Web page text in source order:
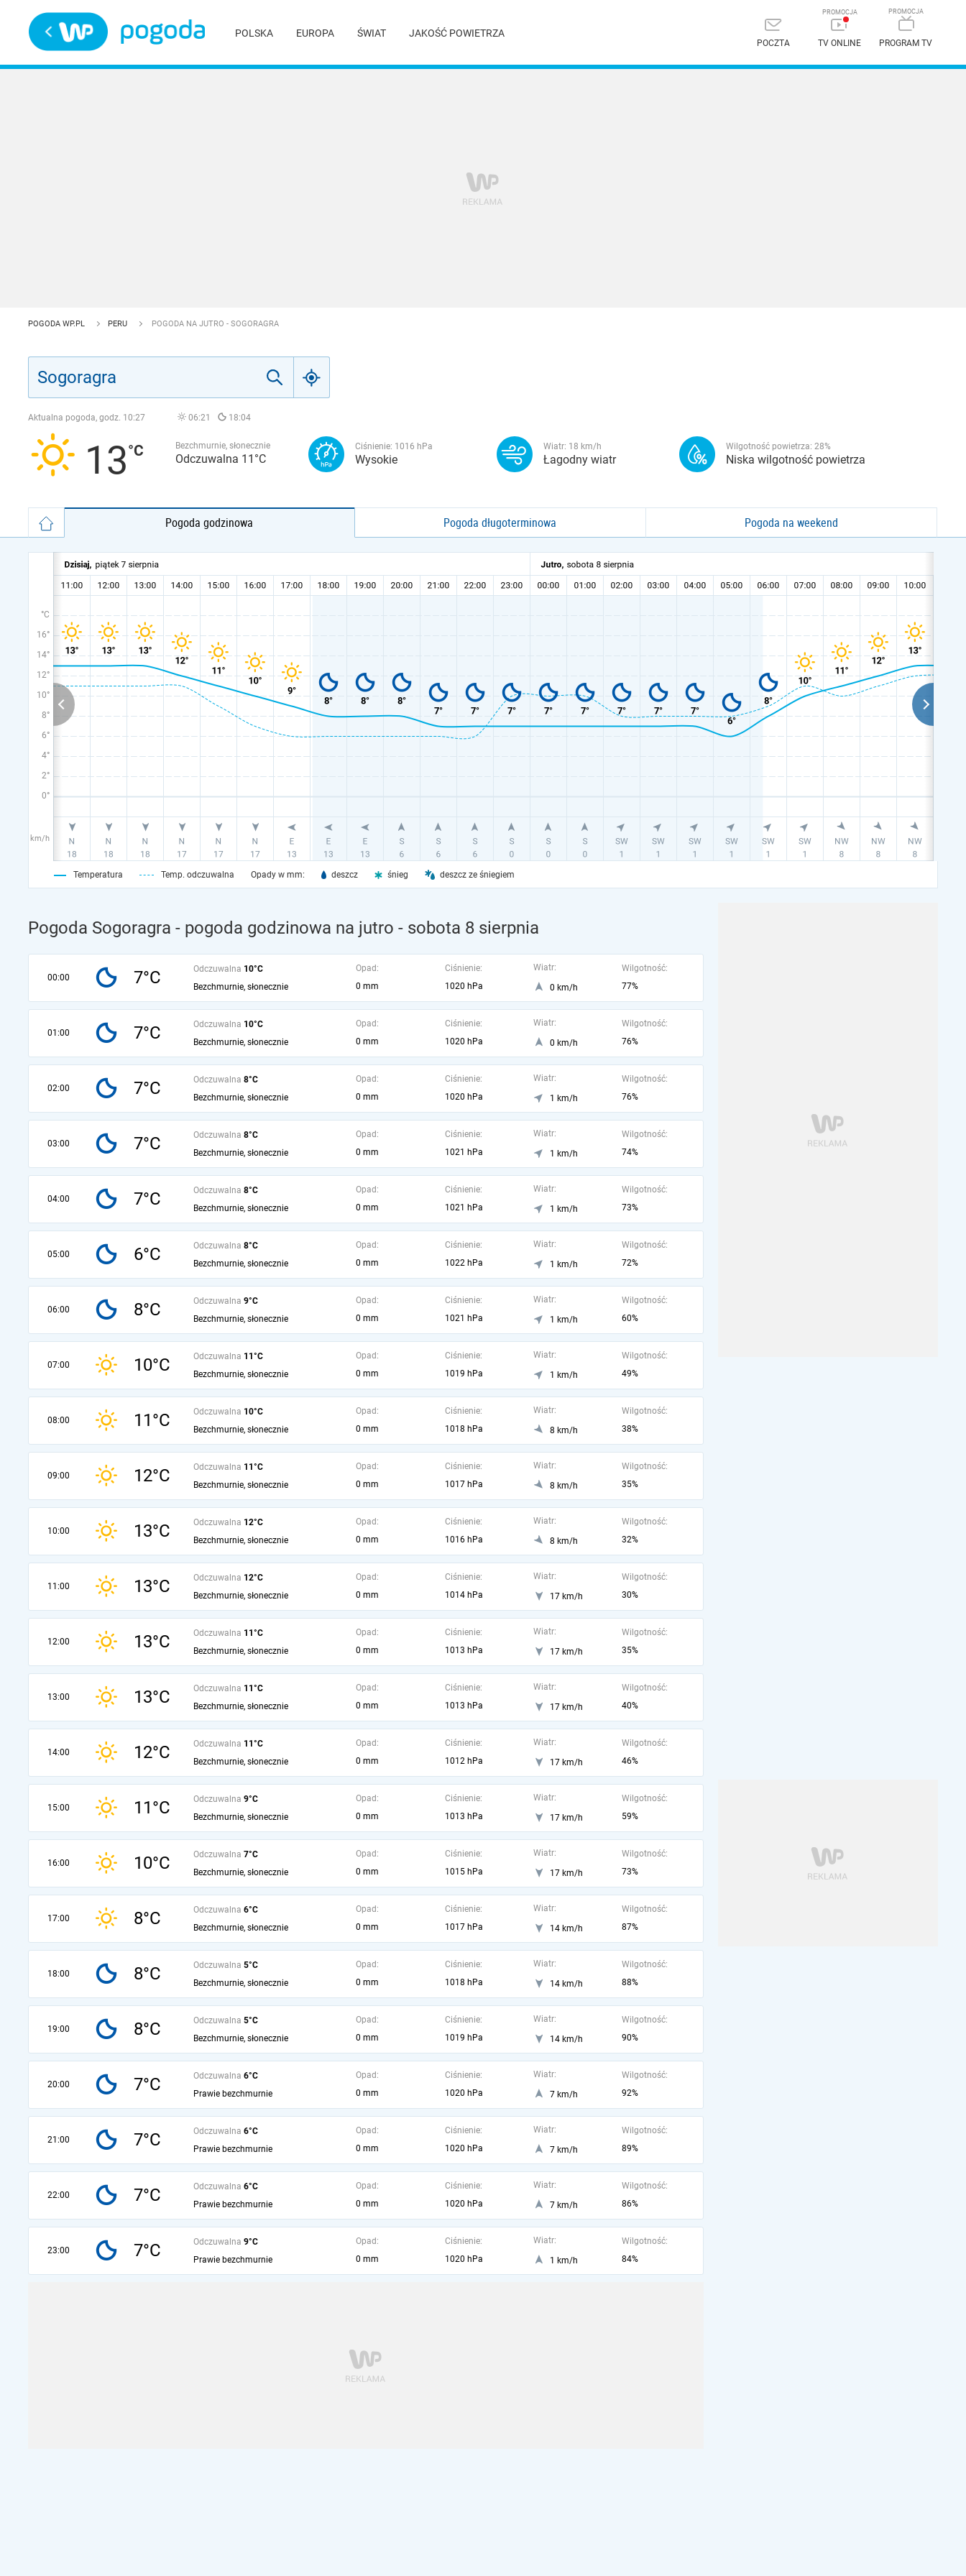
POLSKA EUROPA ŚWIAT JAKOŚĆ POWIETRZA
POCZTA TV ONLINE PROGRAM TV
POGODA WP.PL PERU POGODA NA JUTRO - SOGORAGRA
Aktualna pogoda, godz. 10:27 06:21 18:04
13 Bezchmurnie, słonecznie
Odczuwalna 11°C
Ciśnienie: 1016 hPa
Wysokie
Wiatr: 18 km/h
Łagodny wiatr
Wilgotność powietrza: 28%
Niska wilgotność powietrza
Pogoda godzinowa Pogoda długoterminowa Pogoda na weekend
°C
16°
14°
12°
10°
8°
6°
4°
2°
0°
km/h
Temperatura Temp. odczuwalna Opady w mm: deszcz śnieg deszcz ze śniegiem
Pogoda Sogoragra - pogoda godzinowa na jutro - sobota 8 sierpnia
00:00 7°C Odczuwalna 10°C
Bezchmurnie, słonecznie
Opad:
0 mm
Ciśnienie:
1020 hPa
Wiatr:
0 km/h
Wilgotność:
77%
01:00 7°C Odczuwalna 10°C
Bezchmurnie, słonecznie
Opad:
0 mm
Ciśnienie:
1020 hPa
Wiatr:
0 km/h
Wilgotność:
76%
02:00 7°C Odczuwalna 8°C
Bezchmurnie, słonecznie
Opad:
0 mm
Ciśnienie:
1020 hPa
Wiatr:
1 km/h
Wilgotność:
76%
03:00 7°C Odczuwalna 8°C
Bezchmurnie, słonecznie
Opad:
0 mm
Ciśnienie:
1021 hPa
Wiatr:
1 km/h
Wilgotność:
74%
04:00 7°C Odczuwalna 8°C
Bezchmurnie, słonecznie
Opad:
0 mm
Ciśnienie:
1021 hPa
Wiatr:
1 km/h
Wilgotność:
73%
05:00 6°C Odczuwalna 8°C
Bezchmurnie, słonecznie
Opad:
0 mm
Ciśnienie:
1022 hPa
Wiatr:
1 km/h
Wilgotność:
72%
06:00 8°C Odczuwalna 9°C
Bezchmurnie, słonecznie
Opad:
0 mm
Ciśnienie:
1021 hPa
Wiatr:
1 km/h
Wilgotność:
60%
07:00 10°C Odczuwalna 11°C
Bezchmurnie, słonecznie
Opad:
0 mm
Ciśnienie:
1019 hPa
Wiatr:
1 km/h
Wilgotność:
49%
08:00 11°C Odczuwalna 10°C
Bezchmurnie, słonecznie
Opad:
0 mm
Ciśnienie:
1018 hPa
Wiatr:
8 km/h
Wilgotność:
38%
09:00 12°C Odczuwalna 11°C
Bezchmurnie, słonecznie
Opad:
0 mm
Ciśnienie:
1017 hPa
Wiatr:
8 km/h
Wilgotność:
35%
10:00 13°C Odczuwalna 12°C
Bezchmurnie, słonecznie
Opad:
0 mm
Ciśnienie:
1016 hPa
Wiatr:
8 km/h
Wilgotność:
32%
11:00 13°C Odczuwalna 12°C
Bezchmurnie, słonecznie
Opad:
0 mm
Ciśnienie:
1014 hPa
Wiatr:
17 km/h
Wilgotność:
30%
12:00 13°C Odczuwalna 11°C
Bezchmurnie, słonecznie
Opad:
0 mm
Ciśnienie:
1013 hPa
Wiatr:
17 km/h
Wilgotność:
35%
13:00 13°C Odczuwalna 11°C
Bezchmurnie, słonecznie
Opad:
0 mm
Ciśnienie:
1013 hPa
Wiatr:
17 km/h
Wilgotność:
40%
14:00 12°C Odczuwalna 11°C
Bezchmurnie, słonecznie
Opad:
0 mm
Ciśnienie:
1012 hPa
Wiatr:
17 km/h
Wilgotność:
46%
15:00 11°C Odczuwalna 9°C
Bezchmurnie, słonecznie
Opad:
0 mm
Ciśnienie:
1013 hPa
Wiatr:
17 km/h
Wilgotność:
59%
16:00 10°C Odczuwalna 7°C
Bezchmurnie, słonecznie
Opad:
0 mm
Ciśnienie:
1015 hPa
Wiatr:
17 km/h
Wilgotność:
73%
17:00 8°C Odczuwalna 6°C
Bezchmurnie, słonecznie
Opad:
0 mm
Ciśnienie:
1017 hPa
Wiatr:
14 km/h
Wilgotność:
87%
18:00 8°C Odczuwalna 5°C
Bezchmurnie, słonecznie
Opad:
0 mm
Ciśnienie:
1018 hPa
Wiatr:
14 km/h
Wilgotność:
88%
19:00 8°C Odczuwalna 5°C
Bezchmurnie, słonecznie
Opad:
0 mm
Ciśnienie:
1019 hPa
Wiatr:
14 km/h
Wilgotność:
90%
20:00 7°C Odczuwalna 6°C
Prawie bezchmurnie
Opad:
0 mm
Ciśnienie:
1020 hPa
Wiatr:
7 km/h
Wilgotność:
92%
21:00 7°C Odczuwalna 6°C
Prawie bezchmurnie
Opad:
0 mm
Ciśnienie:
1020 hPa
Wiatr:
7 km/h
Wilgotność:
89%
22:00 7°C Odczuwalna 6°C
Prawie bezchmurnie
Opad:
0 mm
Ciśnienie:
1020 hPa
Wiatr:
7 km/h
Wilgotność:
86%
23:00 7°C Odczuwalna 9°C
Prawie bezchmurnie
Opad:
0 mm
Ciśnienie:
1020 hPa
Wiatr:
1 km/h
Wilgotność:
84%